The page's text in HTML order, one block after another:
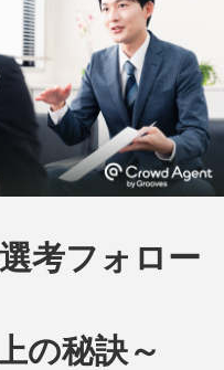
考フォロー
の秘訣～